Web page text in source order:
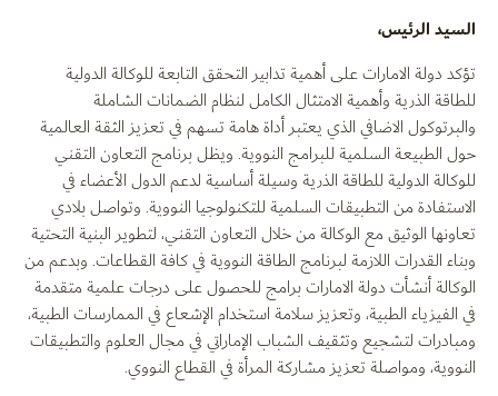
السيد الرئيس،
تؤكد دولة الامارات على أهمية تدابير التحقق التابعة للوكالة الدولية
للطاقة الذرية وأهمية الامتثال الكامل لنظام الضمانات الشاملة
والبرتوكول الاضافي الذي يعتبر أداة هامة تسهم في تعزيز الثقة العالمية
حول الطبيعة السلمية للبرامج النووية. ويظل برنامج التعاون التقني
للوكالة الدولية للطاقة الذرية وسيلة أساسية لدعم الدول الأعضاء في
الاستفادة من التطبيقات السلمية للتكنولوجيا النووية. وتواصل بلادي
تعاونها الوثيق مع الوكالة من خلال التعاون التقني، لتطوير البنية التحتية
وبناء القدرات اللازمة لبرنامج الطاقة النووية في كافة القطاعات. وبدعم من
الوكالة أنشأت دولة الامارات برامج للحصول على درجات علمية متقدمة
في الفيزياء الطبية، وتعزيز سلامة استخدام الإشعاع في الممارسات الطبية،
ومبادرات لتشجيع وتثقيف الشباب الإماراتي في مجال العلوم والتطبيقات
النووية، ومواصلة تعزيز مشاركة المرأة في القطاع النووي.